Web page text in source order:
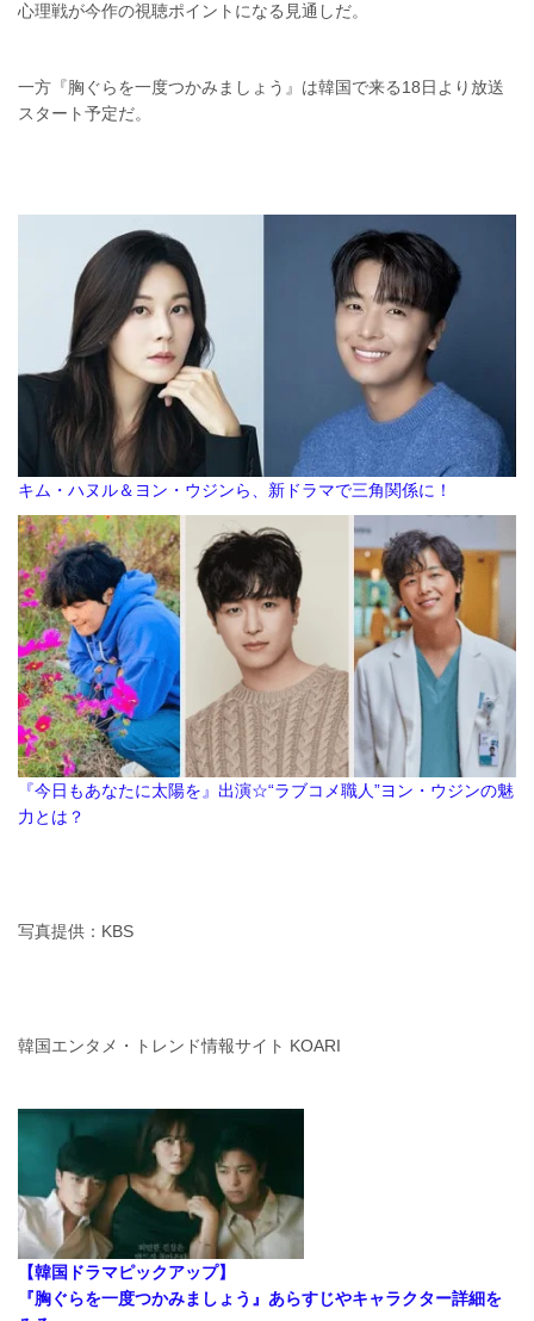
心理戦が今作の視聴ポイントになる見通しだ。
一方『胸ぐらを一度つかみましょう』は韓国で来る18日より放送
スタート予定だ。
キム・ハヌル＆ヨン・ウジンら、新ドラマで三角関係に！
『今日もあなたに太陽を』出演☆“ラブコメ職人”ヨン・ウジンの魅
力とは？
写真提供：KBS
韓国エンタメ・トレンド情報サイト KOARI
【韓国ドラマピックアップ】
『胸ぐらを一度つかみましょう』あらすじやキャラクター詳細を